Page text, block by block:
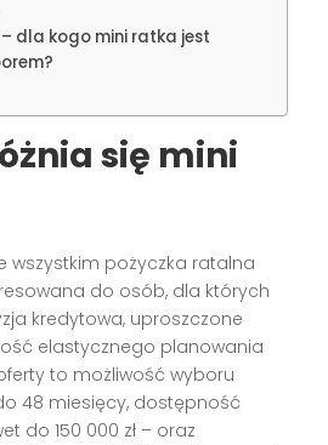
dla kogo mini ratka jest
się mini
wszystkim pożyczka ratalna
do osób, dla których
kredytowa, uproszczone
elastycznego planowania
to możliwość wyboru
48 miesięcy, dostępność
do 150 000 zł – oraz